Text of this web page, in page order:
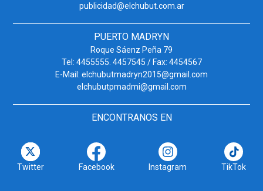
publicidad@elchubut.com.ar
PUERTO MADRYN
Roque Sáenz Peña 79
Tel: 4455555. 4457545 / Fax: 4454567
E-Mail: elchubutmadryn2015@gmail.com
elchubutpmadmi@gmail.com
ENCONTRANOS EN
Twitter Facebook Instagram TikTok